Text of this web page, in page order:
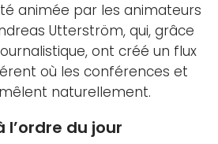
animée par les animateurs
Utterström, qui, grâce
ont créé un flux
où les conférences et
naturellement.
du jour